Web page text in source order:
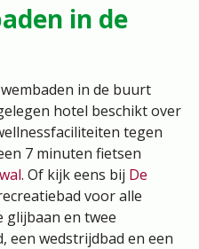
in de
in de buurt
hotel beschikt over
tegen
7 minuten fietsen
. Of kijk eens bij De
voor alle
glijbaan en twee
een wedstrijdbad en een